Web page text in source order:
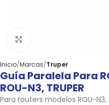
Inicio Marcas Truper
Guía Paralela Para
ROU-N3, TRUPER
Para routers modelos ROU-N3,